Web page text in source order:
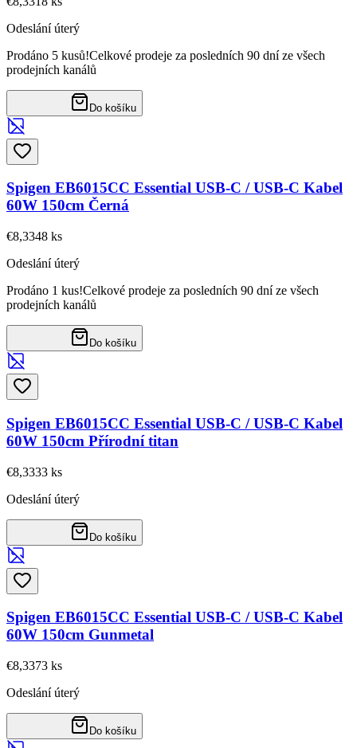
Odeslání úterý
Prodáno 5 kusů!Celkové prodeje za posledních 90 dní ze všech
prodejních kanálů
Do košíku
Spigen EB6015CC Essential USB-C / USB-C Kabel
60W 150cm Černá
€8,3348 ks
Odeslání úterý
Prodáno 1 kus!Celkové prodeje za posledních 90 dní ze všech
prodejních kanálů
Do košíku
Spigen EB6015CC Essential USB-C / USB-C Kabel
60W 150cm Přírodní titan
€8,3333 ks
Odeslání úterý
Do košíku
Spigen EB6015CC Essential USB-C / USB-C Kabel
60W 150cm Gunmetal
€8,3373 ks
Odeslání úterý
Do košíku